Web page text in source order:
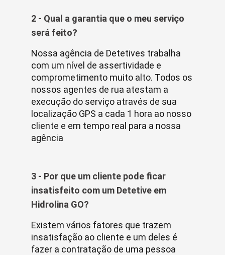
2 - Qual a garantia que o meu serviço
será feito?
Nossa agência de Detetives trabalha
com um nível de assertividade e
comprometimento muito alto. Todos os
nossos agentes de rua atestam a
execução do serviço através de sua
localização GPS a cada 1 hora ao nosso
cliente e em tempo real para a nossa
agência
3 - Por que um cliente pode ficar
insatisfeito com um Detetive em
Hidrolina GO?
Existem vários fatores que trazem
insatisfação ao cliente e um deles é
fazer a contratação de uma pessoa